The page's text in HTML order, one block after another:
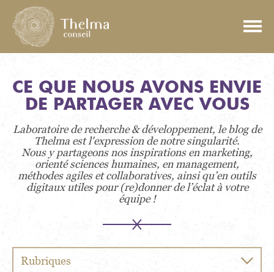
CE QUE NOUS AVONS ENVIE
DE PARTAGER AVEC VOUS
Laboratoire de recherche & développement, le blog de
Thelma est l'expression de notre singularité.
Nous y partageons nos inspirations en marketing,
orienté sciences humaines, en management,
méthodes agiles et collaboratives, ainsi qu’en outils
digitaux utiles pour (re)donner de l’éclat à votre
équipe !
Rubriques